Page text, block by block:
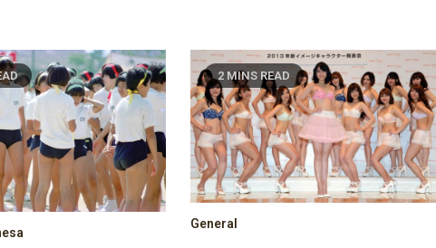
2 MINS READ
General